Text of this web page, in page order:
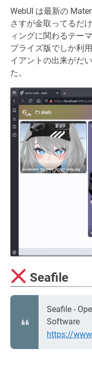
WebUI は最新の
さすが金取ってるだ
ィングに関わるテー
プライズ版でしか利
イアントの出来がだ
た。
Seafile
Seafile -
Software
https://